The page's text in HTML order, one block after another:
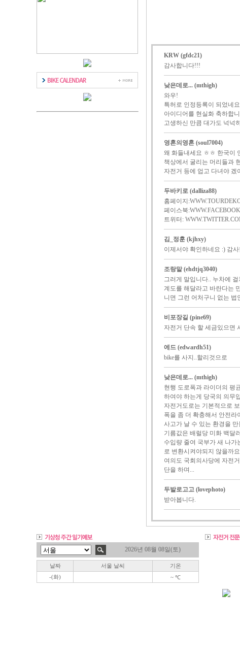
KRW (gfdc21)
감사합니다!!!
낮은데로... (mthigh)
와우!
특허로 인정등록이 되었네요
아이디어를 현실화 축하합
고생하신 만큼 대가도 넉넉
영혼의영혼 (soul7004)
왜 화들내세요 ㅎㅎ 한국이
책상에서 굴리는 머리들과
자전거 등에 업고 다녀야 겠
두바키로 (dalliza88)
홈페이지
페이스북
트위터:
김_정훈 (kjhxy)
이제서야 확인하네요 :) 감
조랑말 (ehdtjq3040)
그러게 말입니다.. 누차에
계도를 해달라고 바란다는
니면 그런 어처구니 없는 법
비포장길 (pine69)
자전거 단속 할 세금있으면
에드 (edwardh51)
bike를 사지..할리것으로
낮은데로... (mthigh)
현행 도로폭과 라이더의 평
하여야 하는게 당국의 의무
자전거도로는 기본적으로
폭을 좀 더 확충해서 안전라
사고가 날 수 있는 환경을
기름값은 배럴당 미화 백달
수입량 줄여 국부가 새 나가
로 변환시켜야되지 않을까요
여의도 국회의사당에 자전
단을 하며...
두발로고고 (lovephoto)
받아봅니다.